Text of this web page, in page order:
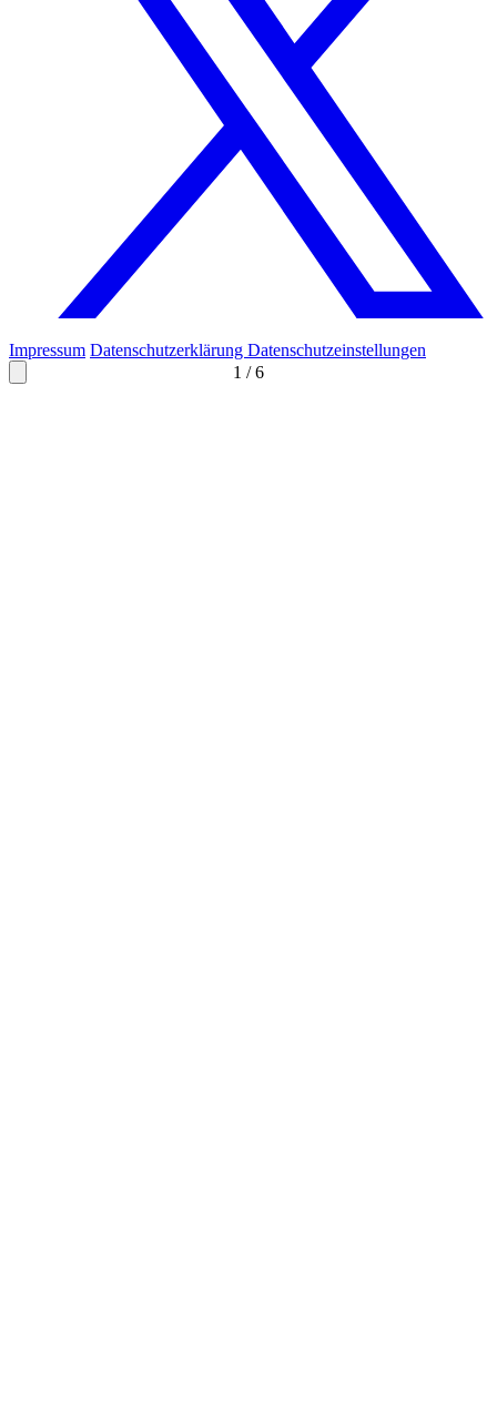
1 /6
Impressum Datenschutzerklärung Datenschutzeinstellungen